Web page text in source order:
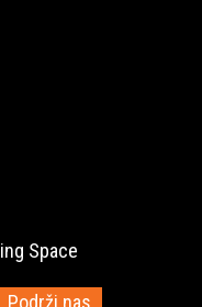
Space
Podrži nas